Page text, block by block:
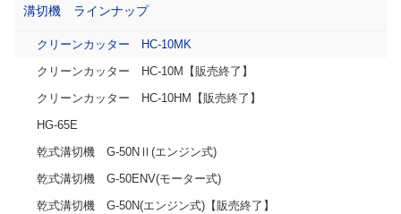
溝切機 ラインナップ
クリーンカッター HC-10MK
クリーンカッター HC-10M【販売終了】
クリーンカッター HC-10HM【販売終了】
HG-65E
乾式溝切機 G-50NⅡ(エンジン式)
乾式溝切機 G-50ENV(モーター式)
乾式溝切機 G-50N(エンジン式)【販売終了】